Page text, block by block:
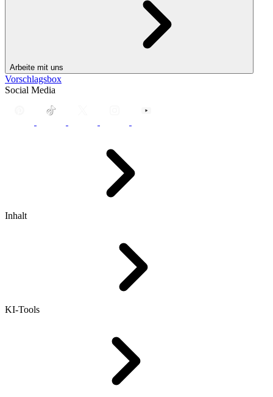
Arbeite mit uns
Vorschlagsbox
Social Media
Inhalt
KI-Tools